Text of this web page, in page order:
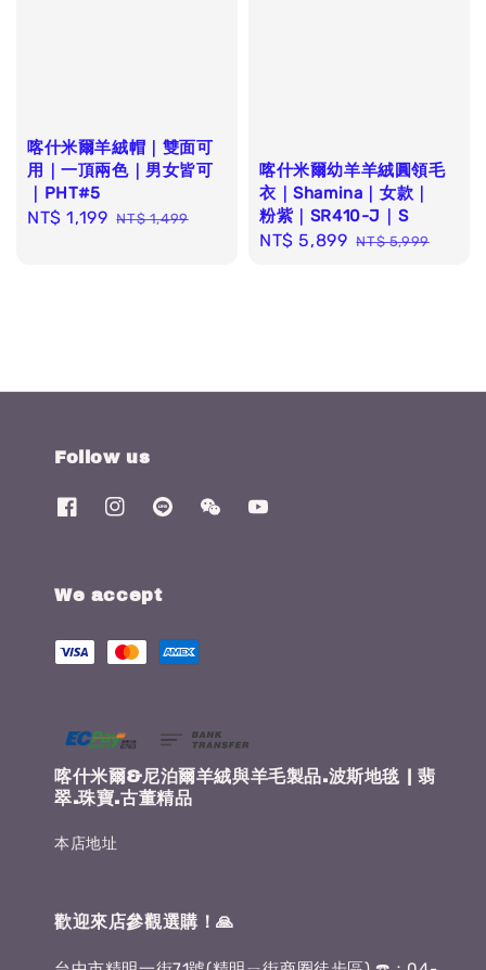
喀什米爾羊絨帽｜雙面可
用｜一頂兩色｜男女皆可
｜PHT#5
Sale
NT$ 1,199 Regular
NT$ 1,499
喀什米爾幼羊羊絨圓領毛
衣｜Shamina｜女款｜
粉紫｜SR410-J｜S
Sale
NT$ 5,899 Regular
NT$ 5,999
Follow us
We accept
喀什米爾&尼泊爾羊絨與羊毛製品.波斯地毯 | 翡
翠.珠寶.古董精品
本店地址
歡迎來店參觀選購！🙏